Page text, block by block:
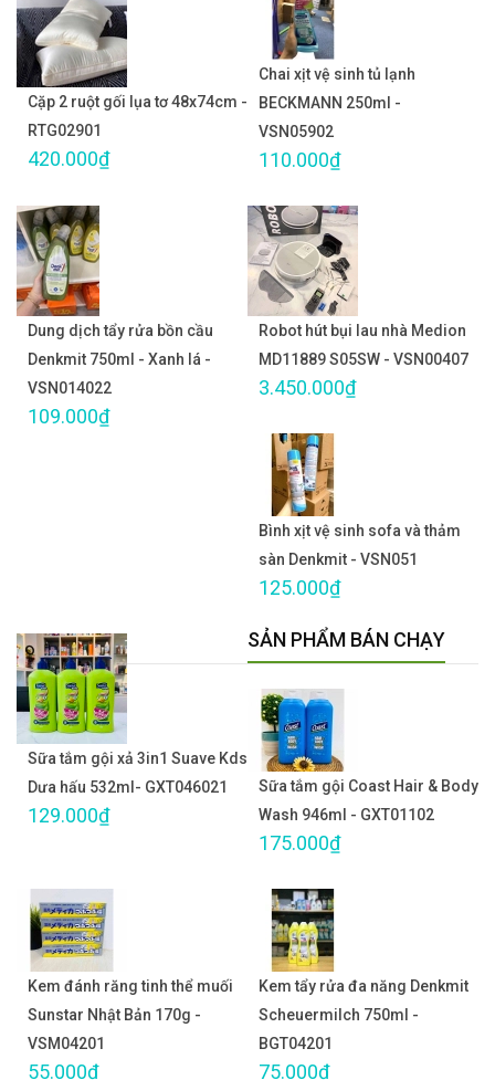
Cặp 2 ruột gối lụa tơ 48x74cm -
RTG02901
420.000₫
Chai xịt vệ sinh tủ lạnh
BECKMANN 250ml -
VSN05902
110.000₫
Dung dịch tẩy rửa bồn cầu
Denkmit 750ml - Xanh lá -
VSN014022
109.000₫
Robot hút bụi lau nhà Medion
MD11889 S05SW - VSN00407
3.450.000₫
Bình xịt vệ sinh sofa và thảm
sàn Denkmit - VSN051
125.000₫
Sữa tắm gội xả 3in1 Suave Kds
Dưa hấu 532ml- GXT046021
129.000₫
SẢN PHẨM BÁN CHẠY
Sữa tắm gội Coast Hair & Body
Wash 946ml - GXT01102
175.000₫
Kem đánh răng tinh thể muối
Sunstar Nhật Bản 170g -
VSM04201
55.000₫
Kem tẩy rửa đa năng Denkmit
Scheuermilch 750ml -
BGT04201
75.000₫